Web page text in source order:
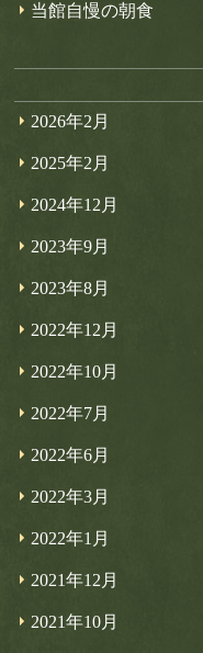
当館自慢の朝食
2026年2月
2025年2月
2024年12月
2023年9月
2023年8月
2022年12月
2022年10月
2022年7月
2022年6月
2022年3月
2022年1月
2021年12月
2021年10月